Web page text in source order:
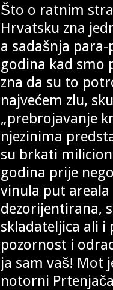
Što o ratnim
Hrvatsku zna
a sadašnja
godina kad smo
zna da su to
najvećem zlu,
„prebrojavanje
njezinima
su brkati
godina prije
vinula put
dezorijentirana,
skladateljica ali
pozornost i
ja sam vaš! Mot
notorni